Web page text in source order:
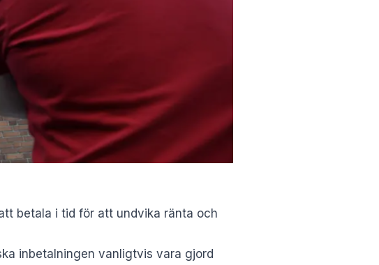
betala i tid för att undvika ränta och
inbetalningen vanligtvis vara gjord